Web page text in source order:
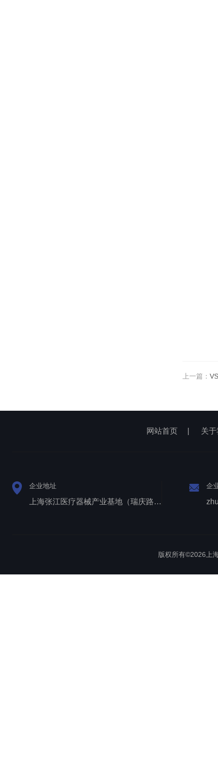
上一篇：
网站首页 关
企业地址
上海张江医疗器械产业基地（瑞庆路528号）
企
版权所有©2026